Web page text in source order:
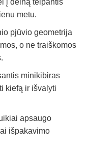
į delną telpantis
metu.
pjūvio geometrija
o ne traiškomos
minikibiras
kiefą ir išvalyti
apsaugo
išpakavimo